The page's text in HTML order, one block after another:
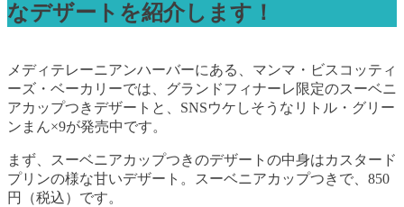
なデザートを紹介します！
メディテレーニアンハーバーにある、マンマ・ビスコッティ
ーズ・ベーカリーでは、グランドフィナーレ限定のスーベニ
アカップつきデザートと、SNSウケしそうなリトル・グリー
ンまん×9が発売中です。
まず、スーベニアカップつきのデザートの中身はカスタード
プリンの様な甘いデザート。スーベニアカップつきで、850
円（税込）です。